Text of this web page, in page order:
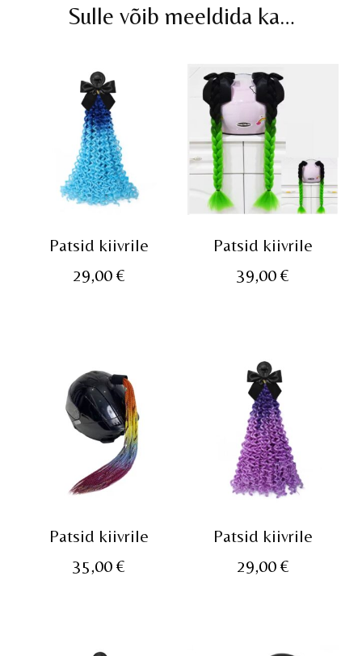
Sulle võib meeldida ka…
Patsid kiivrile
29,00€
Patsid kiivrile
39,00 €
Patsid kiivrile
35,00€
Patsid kiivrile
29,00 €